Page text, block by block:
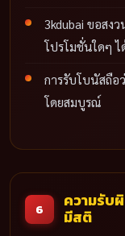
3kdubai ขอสง
โปรโมชั่นใดๆ ไ
การรับโบนัสถือ
โดยสมบูรณ์
6
ความรับ
มีสติ